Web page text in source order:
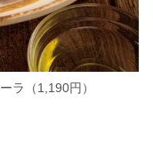
ラ（1,190円）